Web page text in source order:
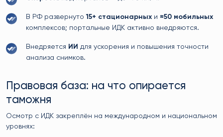
В РФ развернуто15+ стационарных и ≈50 мобильных
комплексов; портальные ИДК активно внедряются.
Внедряется ИИ для ускорения и повышения точности
анализа снимков.
Правовая база: на что опирается
таможня
Осмотр с ИДК закреплён на международном и национальном
уровнях: